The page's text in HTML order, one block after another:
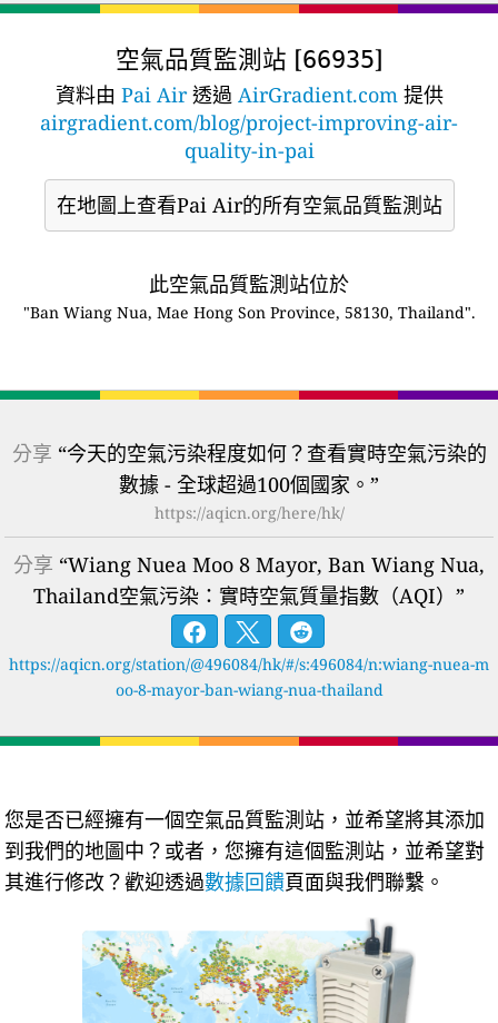
空氣品質監測站 [66935]
資料由 Pai Air透過 AirGradient.com提供
airgradient.com/blog/project-improving-air-
quality-in-pai
在地圖上查看Pai Air的所有空氣品質監測站
此空氣品質監測站位於
"Ban Wiang Nua, Mae Hong Son Province, 58130, Thailand".
分享 “今天的空氣污染程度如何？查看實時空氣污染的
數據 - 全球超過100個國家。”
https://aqicn.org/here/hk/
分享 “Wiang Nuea Moo 8 Mayor, Ban Wiang Nua,
Thailand空氣污染：實時空氣質量指數（AQI）”
https://aqicn.org/station/@496084/hk/#/s:496084/n:wiang-nuea-m
oo-8-mayor-ban-wiang-nua-thailand
您是否已經擁有一個空氣品質監測站，並希望將其添加
到我們的地圖中？或者，您擁有這個監測站，並希望對
其進行修改？歡迎透過數據回饋頁面與我們聯繫。